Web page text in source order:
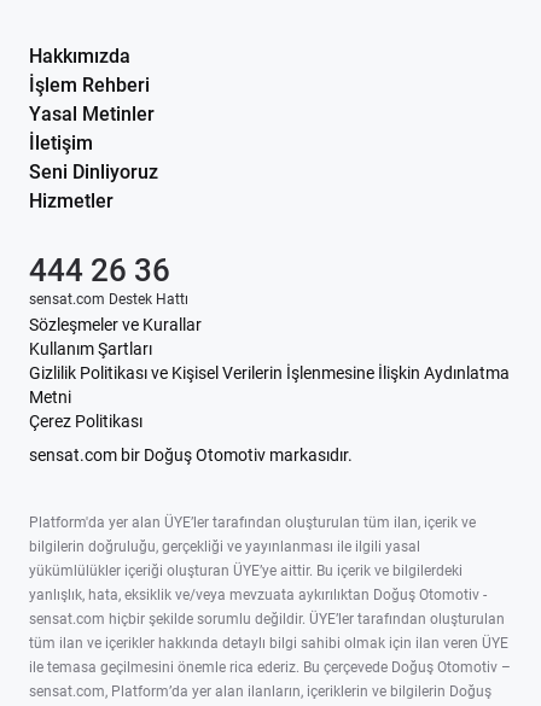
Hakkımızda
İşlem Rehberi
Yasal Metinler
İletişim
Seni Dinliyoruz
Hizmetler
Sözleşmeler ve Kurallar
Kullanım Şartları
Gizlilik Politikası ve Kişisel Verilerin İşlenmesine İlişkin Aydınlatma
Metni
Çerez Politikası
sensat.com bir Doğuş Otomotiv markasıdır.
444 26 36
sensat.com Destek Hattı
Platform'da yer alan ÜYE’ler tarafından oluşturulan tüm ilan, içerik ve
bilgilerin doğruluğu, gerçekliği ve yayınlanması ile ilgili yasal
yükümlülükler içeriği oluşturan ÜYE’ye aittir. Bu içerik ve bilgilerdeki
yanlışlık, hata, eksiklik ve/veya mevzuata aykırılıktan Doğuş Otomotiv -
sensat.com hiçbir şekilde sorumlu değildir. ÜYE’ler tarafından oluşturulan
tüm ilan ve içerikler hakkında detaylı bilgi sahibi olmak için ilan veren ÜYE
ile temasa geçilmesini önemle rica ederiz. Bu çerçevede Doğuş Otomotiv –
sensat.com, Platform’da yer alan ilanların, içeriklerin ve bilgilerin Doğuş